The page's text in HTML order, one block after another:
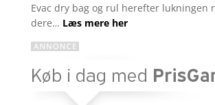
Evac dry bag og rul herefter lukningen
dere… Læs mere her